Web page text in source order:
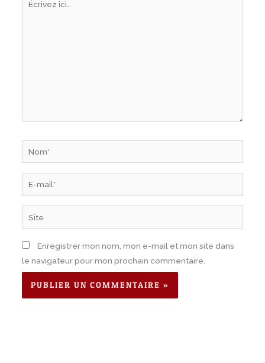
mail*
Site
Enregistrer mon nom, mon e-mail et mon site dans
le navigateur pour mon prochain commentaire.